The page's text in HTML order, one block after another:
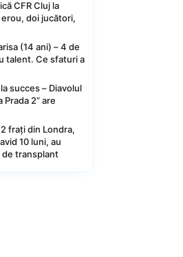
CFR Cluj la
doi jucători,
(14 ani) – 4 de
talent. Ce sfaturi a
succes – Diavolul
Prada 2” are
frați din Londra,
10 luni, au
transplant